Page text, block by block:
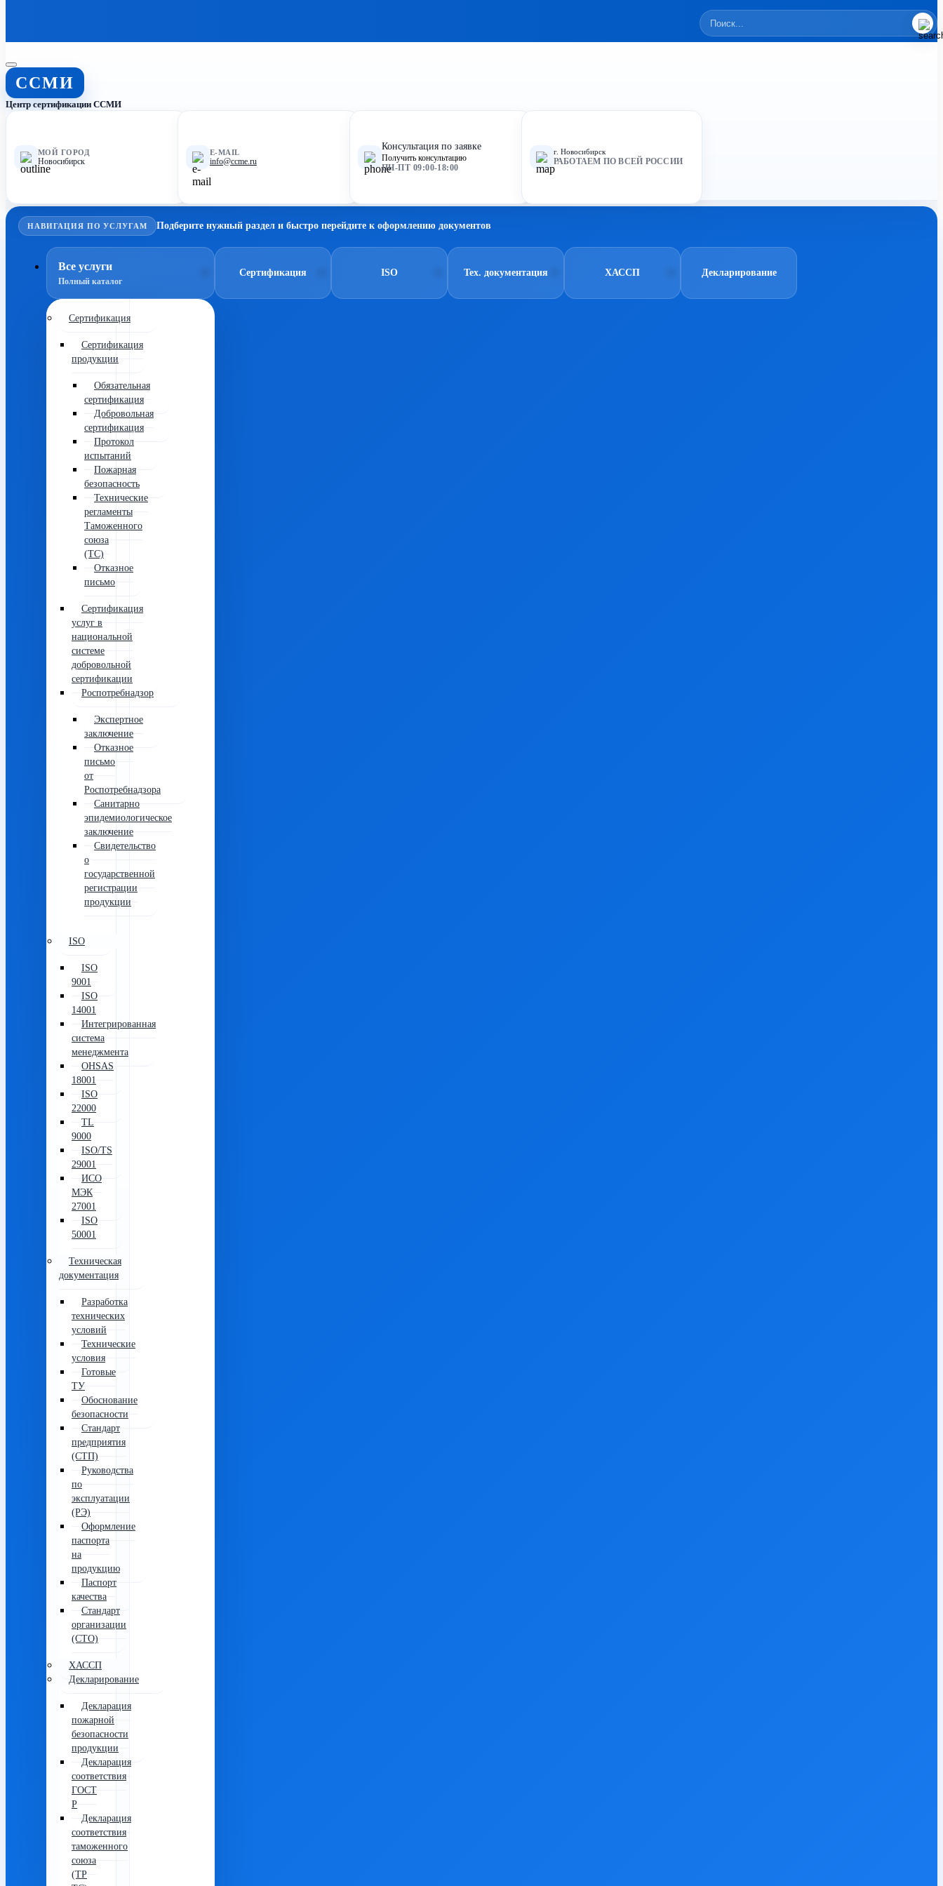
ССМИ
Центр сертификации ССМИ
МОЙ ГОРОД
Новосибирск
E-MAIL
info@ccme.ru
Консультация по заявке
Получить консультацию
ПН-ПТ 09:00-18:00
г. Новосибирск
РАБОТАЕМ ПО ВСЕЙ РОССИИ
НАВИГАЦИЯ ПО УСЛУГАМ Подберите нужный раздел и быстро перейдите к оформлению документов
Все услуги
Полный каталог
Сертификация
Сертификация
продукции
Обязательная
сертификация
Добровольная
сертификация
Протокол
испытаний
Пожарная
безопасность
Технические
регламенты
Таможенного
союза
(ТС)
Отказное
письмо
Сертификация
услуг в
национальной
системе
добровольной
сертификации
Роспотребнадзор
Экспертное
заключение
Отказное
письмо
от
Роспотребнадзора
Санитарно
эпидемиологическое
заключение
Свидетельство
о
государственной
регистрации
продукции
ISO
ISO
9001
ISO
14001
Интегрированная
система
менеджмента
OHSAS
18001
ISO
22000
TL
9000
ISO/TS
29001
ИСО
МЭК
27001
ISO
50001
Техническая
документация
Разработка
технических
условий
Технические
условия
Готовые
ТУ
Обоснование
безопасности
Стандарт
предприятия
(СТП)
Руководства
по
эксплуатации
(РЭ)
Оформление
паспорта
на
продукцию
Паспорт
качества
Стандарт
организации
(СТО)
ХАССП
Декларирование
Декларация
пожарной
безопасности
продукции
Декларация
соответствия
ГОСТ
Р
Декларация
соответствия
таможенного
союза
(ТР
Сертификация ISO Тех. документация ХАССП Декларирование